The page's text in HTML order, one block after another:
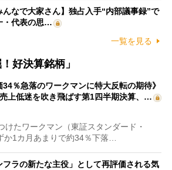
んなで大家さん】独占入手“内部議事録”で
・代表の思…
一覧を見る
好決算銘柄」
34％急落のワークマンに特大反転の期待》
上低迷を吹き飛ばす第1四半期決算、…
たワークマン（東証スタンダード・
か1カ月あまりで約34％下落…
ラの新たな主役」として再評価される気